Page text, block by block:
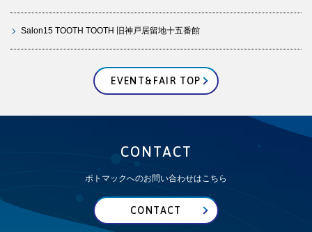
Salon15 TOOTH TOOTH 旧神戸居留地十五番館
EVENT&FAIR TOP
CONTACT
ポトマックへのお問い合わせはこちら
CONTACT